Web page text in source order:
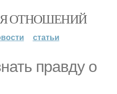
ОТНОШЕНИЙ
статьи
правду о